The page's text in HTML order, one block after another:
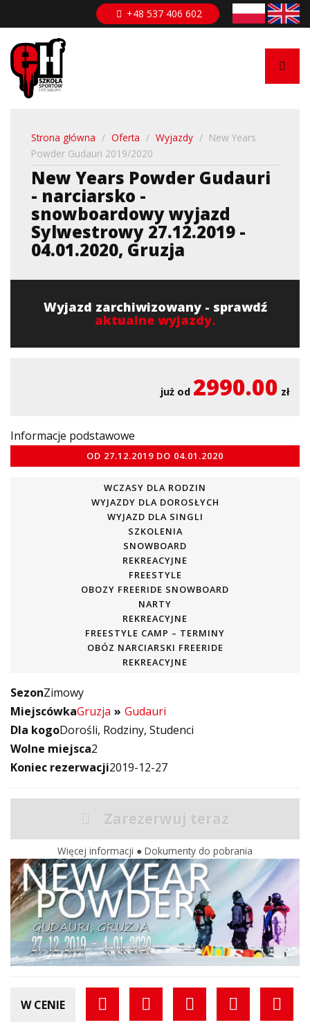
do
treści
+48 537 406 602
Strona główna / Oferta / Wyjazdy / New Years
Powder Gudauri 2019/2020
New Years Powder Gudauri
- narciarsko -
snowboardowy wyjazd
Sylwestrowy 27.12.2019 -
04.01.2020, Gruzja
Wyjazd zarchiwizowany - sprawdź
aktualne wyjazdy.
już od 2990.00 zł
Informacje podstawowe
OD 27.12.2019 DO 04.01.2020
WCZASY DLA RODZIN
WYJAZDY DLA DOROSŁYCH
WYJAZD DLA SINGLI
SZKOLENIA
SNOWBOARD
REKREACYJNE
FREESTYLE
OBOZY FREERIDE SNOWBOARD
NARTY
REKREACYJNE
FREESTYLE CAMP – TERMINY
OBÓZ NARCIARSKI FREERIDE
REKREACYJNE
SezonZimowy
MiejscówkaGruzja
Gudauri
Dla kogoDorośli Rodziny Studenci
Wolne miejsca2
Koniec rezerwacji2019-12-27
Zarezerwuj teraz
Więcej informacji ● Dokumenty do pobrania
W CENIE